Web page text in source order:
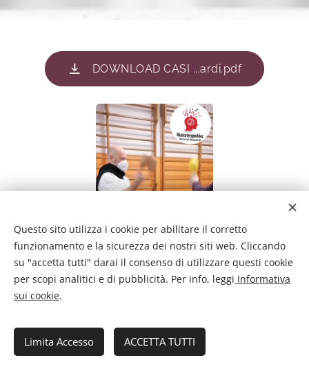
DOWNLOAD CASI ...ardi.pdf
www.musicoterapiaviva.it
Questo sito utilizza i cookie per abilitare il corretto
funzionamento e la sicurezza dei nostri siti web. Cliccando
su "accetta tutti" darai il consenso di utilizzare questi cookie
per scopi analitici e di pubblicità. Per info, leggi Informativa
sui cookie.
Limita Accesso ACCETTA TUTTI